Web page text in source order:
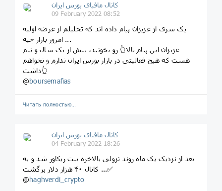
کانال مافیای بورس ایران
09 February 2022 08:52
یک سری از عزیزان پیام داده اند که تحلیلم از عرضه اولیه
امروز بازار چیه ...
عزیزان این پیام بالا👆 رو بخونید، بیش از یک سال و نیم
هست که هیچ فعالیتی در بازار بورس ایران ندارم و نخواهم
داشت👆
@boursemafias
Читать полностью…
کانال مافیای بورس ایران
04 February 2022 18:26
بعد از نزدیک یک ماه روند نزولی بالاخره بیت ریکاور شد و به
کانال ۴۰ هزار دلار برگشت ...✅
@haghverdi_crypto